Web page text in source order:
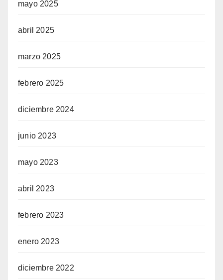
mayo 2025
abril 2025
marzo 2025
febrero 2025
diciembre 2024
junio 2023
mayo 2023
abril 2023
febrero 2023
enero 2023
diciembre 2022